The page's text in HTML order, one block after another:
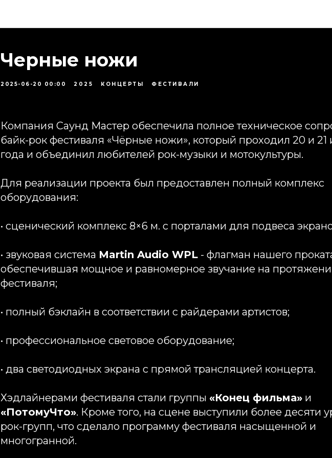
Черные ножи
2025-06-20 00:00 2025 КОНЦЕРТЫ ФЕСТИВАЛИ
Компания Саунд Мастер обеспечила полное техническое
байк-рок фестиваля «Чёрные ножи», который проходил 20 и
года и объединил любителей рок-музыки и мотокультуры.
Для реализации проекта был предоставлен полный комплекс
оборудования:
• сценический комплекс 8×6 м. с порталами для подвеса
• звуковая система Martin Audio WPL - флагман нашего
обеспечившая мощное и равномерное звучание на
фестиваля;
• полный бэклайн в соответствии с райдерами артистов;
• профессиональное световое оборудование;
• два светодиодных экрана с прямой трансляцией концерта.
Хэдлайнерами фестиваля стали группы «Конец фильма» и
«ПотомуЧто». Кроме того, на сцене выступили более десяти
рок-групп, что сделало программу фестиваля насыщенной и
многогранной.